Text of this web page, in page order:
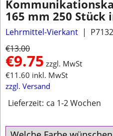
165 mm 250 Stück
Lehrmittel-Vierkant
€13.00
€9.75 zzgl. MwSt
€11.60 inkl. MwSt
zzgl. Versand
Lieferzeit: ca 1-2 Wochen